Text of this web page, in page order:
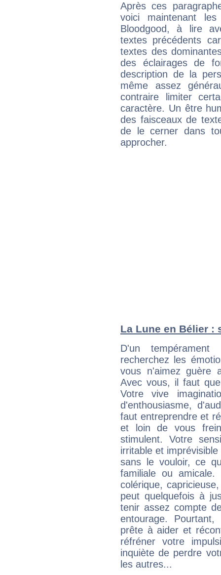
Après ces
voici maintenant
Bloodgood, à lire
textes précédents
textes des
des éclairages de
description de la
même assez
contraire limiter
caractère. Un être
des faisceaux de
de le cerner dans
approcher.
La Lune en Bélier :
D'un tempérament
recherchez les
vous n'aimez guère
Avec vous, il faut
Votre vive
d'enthousiasme,
faut entreprendre et
et loin de vous
stimulent. Votre
irritable et
sans le vouloir, ce
familiale ou
colérique,
peut quelquefois à
tenir assez compte
entourage.
prête à aider et
réfréner votre
inquiète de perdre
les autres...